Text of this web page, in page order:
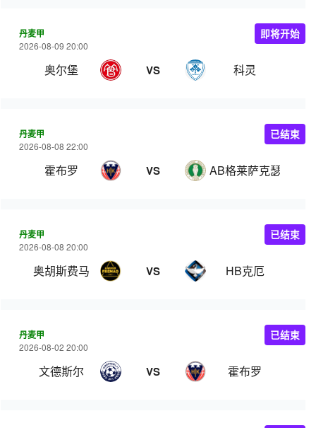
丹麦甲
2026-08-09 20:00
奥尔堡 VS 科灵
即将开始
丹麦甲
2026-08-08 22:00
霍布罗 VS AB格莱萨克瑟
已结束
丹麦甲
2026-08-08 20:00
奥胡斯费马 VS HB克厄
已结束
丹麦甲
2026-08-02 20:00
文德斯尔 VS 霍布罗
已结束